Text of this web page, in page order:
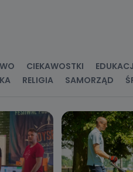
CIEKAWOSTKI
RELIGIA SAMORZĄD